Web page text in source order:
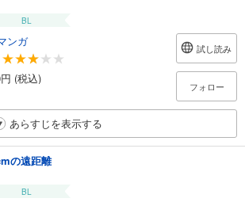
BL
ンガ
(税込)
試し読み
フォロー
あらすじを表示する
の遠距離
BL